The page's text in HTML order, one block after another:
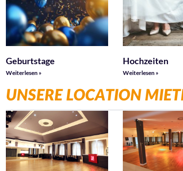
Geburtstage
Weiterlesen »
Hochzeiten
Weiterlesen »
UNSERE LOCATION